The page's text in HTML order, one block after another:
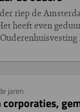
riep de
heeft even
jaren